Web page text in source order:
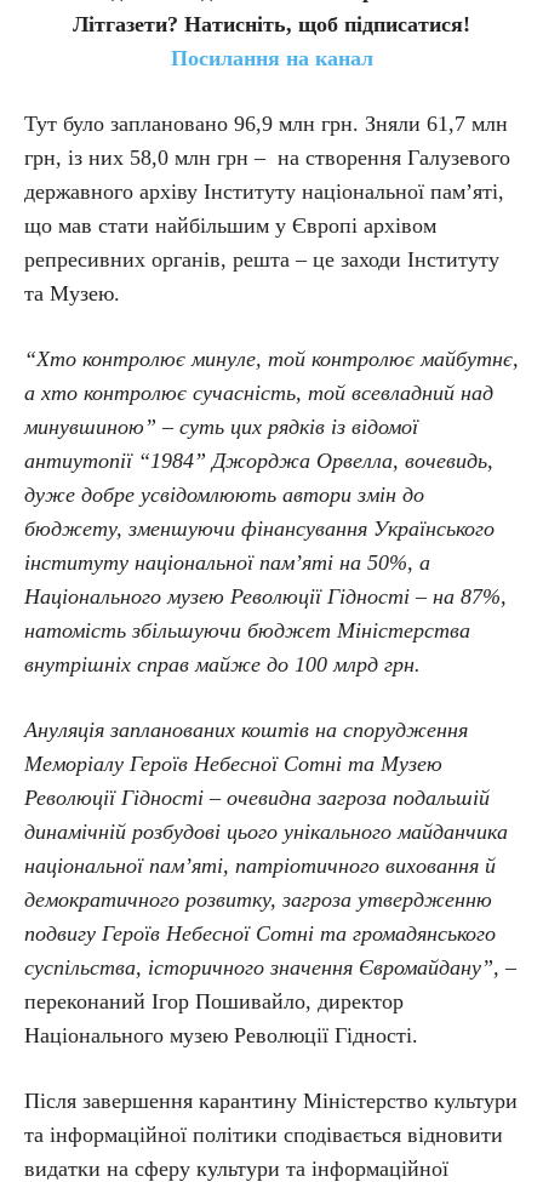
Літгазети? Натисніть, щоб підписатися!
Посилання на канал
Тут було заплановано 96,9 млн грн. Зняли 61,7 млн
грн, із них 58,0 млн грн – на створення Галузевого
державного архіву Інституту національної пам’яті,
що мав стати найбільшим у Європі архівом
репресивних органів, решта – це заходи Інституту
та Музею.
“Хто контролює минуле, той контролює майбутнє,
а хто контролює сучасність, той всевладний над
минувшиною” – суть цих рядків із відомої
антиутопії “1984” Джорджа Орвелла, вочевидь,
дуже добре усвідомлюють автори змін до
бюджету, зменшуючи фінансування Українського
інституту національної пам’яті на 50%, а
Національного музею Революції Гідності – на 87%,
натомість збільшуючи бюджет Міністерства
внутрішніх справ майже до 100 млрд грн.
Ануляція запланованих коштів на спорудження
Меморіалу Героїв Небесної Сотні та Музею
Революції Гідності – очевидна загроза подальшій
динамічній розбудові цього унікального майданчика
національної пам’яті, патріотичного виховання й
демократичного розвитку, загроза утвердженню
подвигу Героїв Небесної Сотні та громадянського
суспільства, історичного значення Євромайдану”, –
переконаний Ігор Пошивайло, директор
Національного музею Революції Гідності.
Після завершення карантину Міністерство культури
та інформаційної політики сподівається відновити
видатки на сферу культури та інформаційної